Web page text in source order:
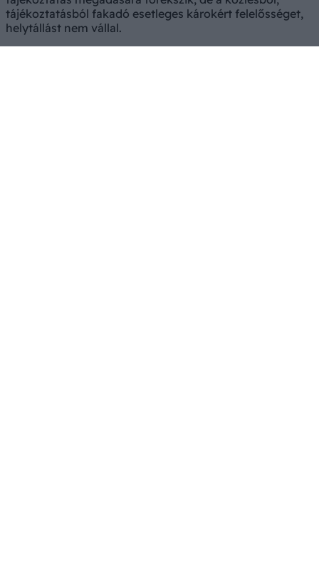
tájékoztatásból fakadó esetleges károkért felelősséget,
helytállást nem vállal.